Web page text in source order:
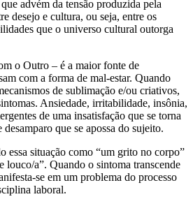
advém da tensão produzida pela
desejo e cultura, ou seja, entre os
que o universo cultural outorga
o Outro – é a maior fonte de
com a forma de mal-estar. Quando
de sublimação e/ou criativos,
Ansiedade, irritabilidade, insônia,
de uma insatisfação que se torna
que se apossa do sujeito.
essa situação como “um grito no corpo”
louco/a”. Quando o sintoma transcende
se em um problema do processo
laboral.